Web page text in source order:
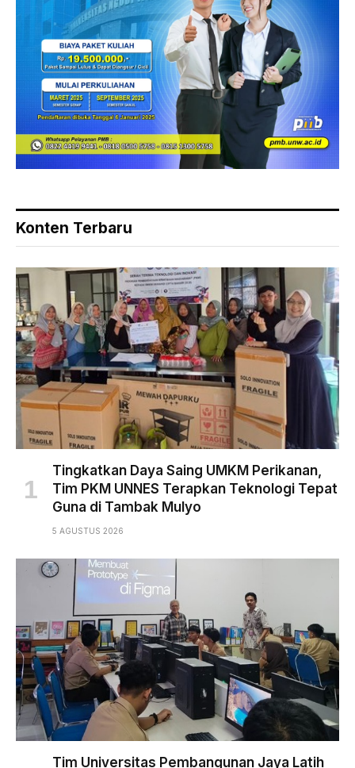
Konten Terbaru
Tingkatkan Daya Saing UMKM Perikanan,
Tim PKM UNNES Terapkan Teknologi Tepat
Guna di Tambak Mulyo
5 AGUSTUS 2026
Tim Universitas Pembangunan Jaya Latih